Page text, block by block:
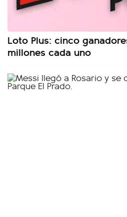
Loto Plus: cinco
millones cada uno